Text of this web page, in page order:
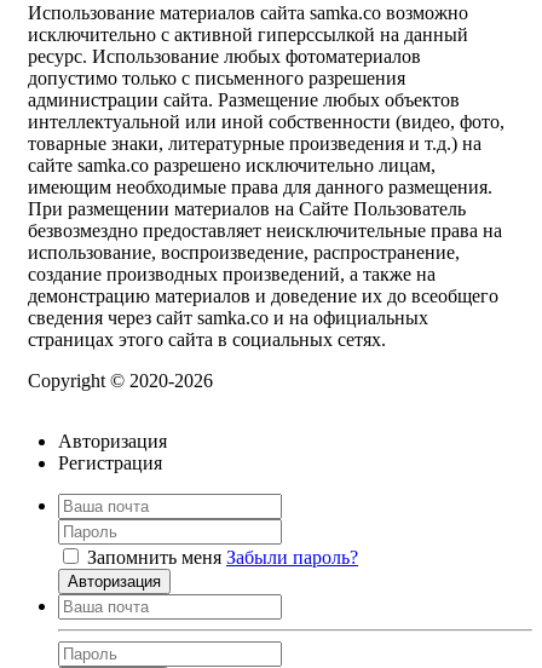
Использование материалов сайта samka.co возможно
исключительно с активной гиперссылкой на данный
ресурс. Использование любых фотоматериалов
допустимо только с письменного разрешения
администрации сайта. Размещение любых объектов
интеллектуальной или иной собственности (видео, фото,
товарные знаки, литературные произведения и т.д.) на
сайте samka.co разрешено исключительно лицам,
имеющим необходимые права для данного размещения.
При размещении материалов на Сайте Пользователь
безвозмездно предоставляет неисключительные права на
использование, воспроизведение, распространение,
создание производных произведений, а также на
демонстрацию материалов и доведение их до всеобщего
сведения через сайт samka.co и на официальных
страницах этого сайта в социальных сетях.
Copyright © 2020-2026
Авторизация
Регистрация
Запомнить меня Забыли пароль?
Авторизация